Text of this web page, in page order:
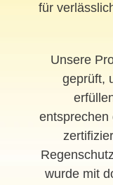
für
Unsere
geprüft,
entsprechen
wurde mit